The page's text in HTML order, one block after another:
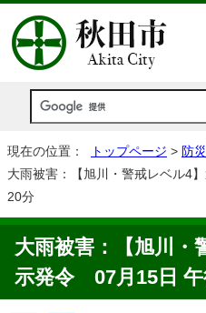
現在の位置： トップページ > 防
大雨被害：【旭川・警戒レベル4
20分
大雨被害：【旭川・
示発令 07月15日 午